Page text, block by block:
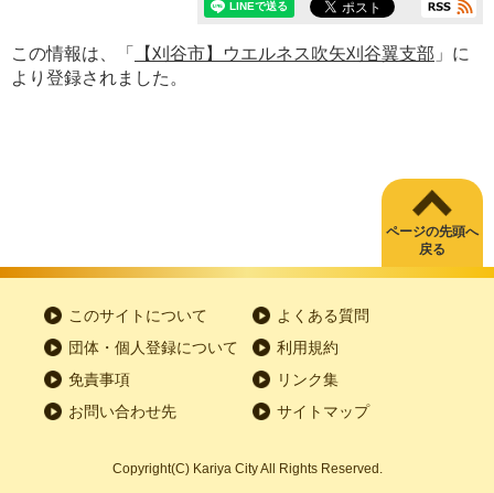
この情報は、「 【刈谷市】ウエルネス吹矢刈谷翼支部 」に
より登録されました。
ページの先頭へ
戻る
このサイトについて
よくある質問
団体・個人登録について
利用規約
免責事項
リンク集
お問い合わせ先
サイトマップ
Copyright(C) Kariya City All Rights Reserved.